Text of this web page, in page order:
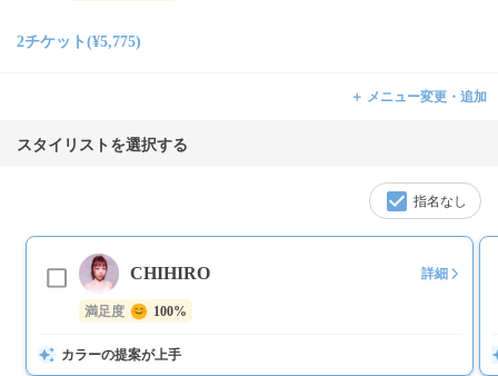
2チケット(¥5,775)
＋ メニュー変更・追加
スタイリストを選択する
指名なし
CHIHIRO 詳細
満足度 100%
カラーの提案が上手